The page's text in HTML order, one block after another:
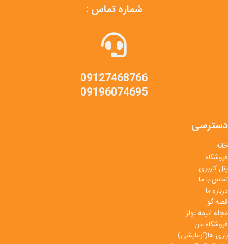
شماره تماس :
09127468766
09196074695
دسترسی
خانه
فروشگاه
پنل کاربری
تماس با ما
درباره ما
قصه گو
مجله انیمه تولز
فروشگاه من
بازی ها(آزمایشی)